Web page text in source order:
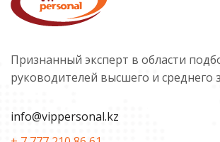
Признанный эксперт в области
руководителей высшего и среднего
info@vippersonal.kz